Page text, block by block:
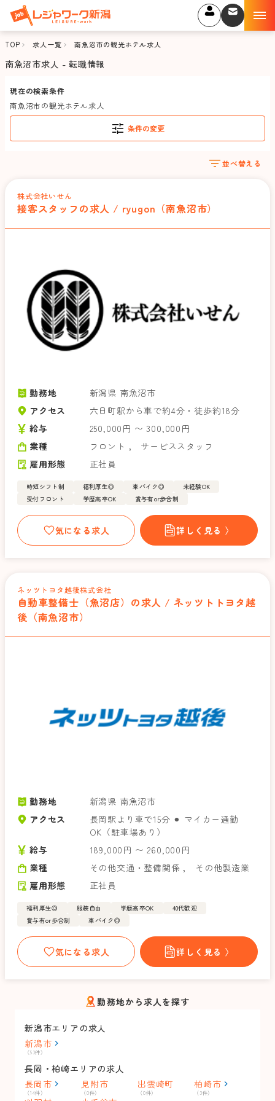
TOP 求人一覧 南魚沼市の観光ホテル求人
南魚沼市求人 - 転職情報
現在の検索条件
南魚沼市の観光ホテル求人
条件の変更
並べ替える
株式会社いせん
接客スタッフの求人 / ryugon（南魚沼市）
勤務地
新潟県 南魚沼市
アクセス
六日町駅から車で約4分・徒歩約18分
給与
250,000円 〜 300,000円
業種
フロント ，
サービススタッフ
雇用形態
正社員
時短シフト制 福利厚生◎ 車バイク◎
未経験OK
受付フロント
学歴高卒OK 賞与有or歩合制
気になる求人 詳しく見る 〉
ネッツトヨタ越後株式会杜
自動車整備士（魚沼店）の求人 / ネッツトトヨタ越
後（南魚沼市）
勤務地
新潟県 南魚沼市
アクセス
長岡駅より車で15分 ⚫︎ マイカー通勤
OK（駐車場あり）
給与
189,000円 〜 260,000円
業種
その他交通・整備関係，
その他製造業
雇用形態
正社員
福利厚生◎ 服装自由 学歴高卒OK
40代歓迎
賞与有or歩合制
車バイク◎
気になる求人 詳しく見る 〉
勤務地から求人を探す
新潟市エリアの求人
新潟市
（53件）
長岡・柏崎エリアの求人
長岡市
（14件）
見附市
（0件）
出雲崎町
（0件）
柏崎市
（3件）